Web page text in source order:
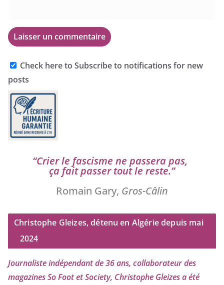
Check here to Subscribe to notifications for new
posts
“Crier le fas­cisme ne pas­se­ra pas,
ça fait pas­ser tout le reste.”
Romain Gary, Gros-Câlin
Christophe Gleizes, détenu en Algérie depuis mai
2024
Journaliste indé­pen­dant de36ans, col­la­bo­ra­teur des
maga­zines So Foot et Society, Christophe Gleizesa été